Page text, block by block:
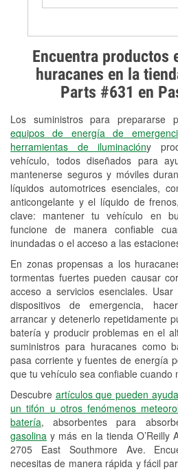
Encuentra productos
huracanes en la
Parts #631 en
Los suministros para prepararse
equipos de energía de
herramientas de iluminacióny
vehículo, todos diseñados para
mantenerse seguros y móviles
líquidos automotrices esenciales,
anticongelante y el líquido de
clave: mantener tu vehículo en
funcione de manera confiable
inundadas o el acceso a las
En zonas propensas a los
tormentas fuertes pueden causar
acceso a servicios esenciales.
dispositivos de emergencia,
arrancar y detenerlo repetidamente
batería y producir problemas en el
suministros para huracanes como
pasa corriente y fuentes de energía
que tu vehículo sea confiable cuando
Descubre artículos que pueden
un tifón u otros fenómenos
batería, absorbentes para
gasolina y más en la tienda O’Reilly
2705 East Southmore Ave.
necesitas de manera rápida y fácil
Prueba de
arrancadores
Revisión de la luz
Reciclaje de
Instalación de
Instalación de
Programa de
Herramientas
Rectificación de
freno
Hurricane Supplies
Tornado Supplies
Conoce más